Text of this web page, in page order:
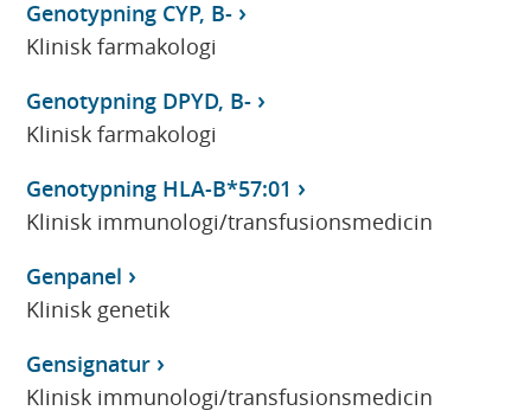
Genotypning CYP, B-
Klinisk farmakologi
Genotypning DPYD, B-
Klinisk farmakologi
Genotypning HLA-B*57:01
Klinisk immunologi/transfusionsmedicin
Genpanel
Klinisk genetik
Gensignatur
Klinisk immunologi/transfusionsmedicin